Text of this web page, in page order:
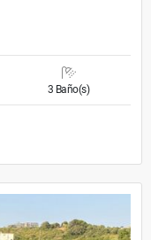
3 Baño(s)